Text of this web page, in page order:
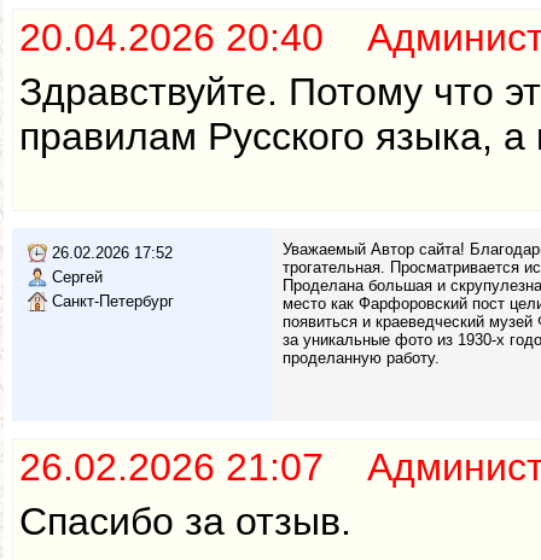
20.04.2026 20:40
Здравствуйте. Потому что
правилам Русского языка,
26.02.2026 17:52
Сергей
Санкт-Петербург
Уважаемый Автор сайта!
трогательная. Просматривается
Проделана большая и
место как Фарфоровский пост
появиться и краеведческий
за уникальные фото из 1930-х
проделанную работу.
26.02.2026 21:07
Спасибо за отзыв.